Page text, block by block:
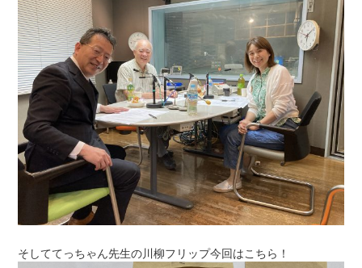
そしててっちゃん先生の川柳フリップ今回はこちら！